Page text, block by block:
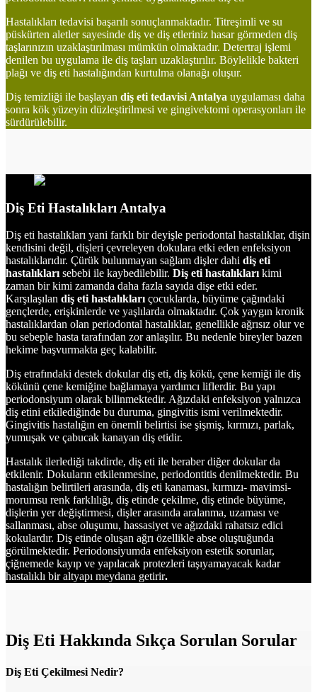
Hastalıkları tedavisi başarılı sonuçlanmaktadır. Titreşimli ve su
püskürten aletler sayesinde diş ve diş etleriniz hasar görmeden diş
taşlarınızın uzaklaştırılması mümkün olmaktadır. Detertraj işlemi
denilen bu uygulama ile diş taşları uzaklaştırılır. Böylelikle bakteri
plağı ve diş eti hastalığından kurtulma olanağı oluşur.
Diş temizliği ile başlayan diş eti tedavisi Antalya uygulaması daha
sonra kök yüzeyin düzleştirilmesi ve gingivektomi operasyonları ile
sürdürülebilir.
Diş Eti Hastalıkları Antalya
Diş eti hastalıkları yani farklı bir deyişle periodontal hastalıklar, dişin
kendisini değil, dişleri çevreleyen dokulara etki eden enfeksiyon
hastalıklarıdır. Çürük bulunmayan sağlam dişler dahi diş eti
hastalıkları sebebi ile kaybedilebilir. Diş eti hastalıkları kimi
zaman bir kimi zamanda daha fazla sayıda dişe etki eder.
Karşılaşılan diş eti hastalıkları çocuklarda, büyüme çağındaki
gençlerde, erişkinlerde ve yaşlılarda olmaktadır. Çok yaygın kronik
hastalıklardan olan periodontal hastalıklar, genellikle ağrısız olur ve
bu sebeple hasta tarafından zor anlaşılır. Bu nedenle bireyler bazen
hekime başvurmakta geç kalabilir.
Diş etrafındaki destek dokular diş eti, diş kökü, çene kemiği ile diş
kökünü çene kemiğine bağlamaya yardımcı liflerdir. Bu yapı
periodonsiyum olarak bilinmektedir. Ağızdaki enfeksiyon yalnızca
diş etini etkilediğinde bu duruma, gingivitis ismi verilmektedir.
Gingivitis hastalığın en önemli belirtisi ise şişmiş, kırmızı, parlak,
yumuşak ve çabucak kanayan diş etidir.
Hastalık ilerlediği takdirde, diş eti ile beraber diğer dokular da
etkilenir. Dokuların etkilenmesine, periodontitis denilmektedir. Bu
hastalığın belirtileri arasında, diş eti kanaması, kırmızı- mavimsi-
morumsu renk farklılığı, diş etinde çekilme, diş etinde büyüme,
dişlerin yer değiştirmesi, dişler arasında aralanma, uzaması ve
sallanması, abse oluşumu, hassasiyet ve ağızdaki rahatsız edici
kokulardır. Diş etinde oluşan ağrı özellikle abse oluştuğunda
görülmektedir. Periodonsiyumda enfeksiyon estetik sorunlar,
çiğnemede kayıp ve yapılacak protezleri taşıyamayacak kadar
hastalıklı bir altyapı meydana getirir.
Diş Eti Hakkında Sıkça Sorulan Sorular
Diş Eti Çekilmesi Nedir?